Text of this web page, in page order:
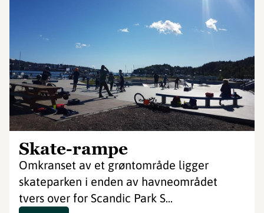
Skate-rampe
Omkranset av et grøntområde ligger
skateparken i enden av havneområdet
tvers over for Scandic Park S...